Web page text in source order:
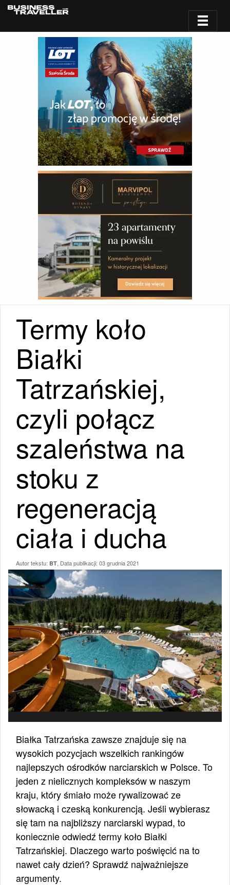
Termy koło
Białki
Tatrzańskiej,
czyli połącz
szaleństwa na
stoku z
regeneracją
ciała i ducha
Autor tekstu: BT , Data publikacji: 03 grudnia 2021
Białka Tatrzańska zawsze znajduje się na
wysokich pozycjach wszelkich rankingów
najlepszych ośrodków narciarskich w Polsce. To
jeden z nielicznych kompleksów w naszym
kraju, który śmiało może rywalizować ze
słowacką i czeską konkurencją. Jeśli wybierasz
się tam na najbliższy narciarski wypad, to
koniecznie odwiedź termy koło Białki
Tatrzańskiej. Dlaczego warto poświęcić na to
nawet cały dzień? Sprawdź najważniejsze
argumenty.